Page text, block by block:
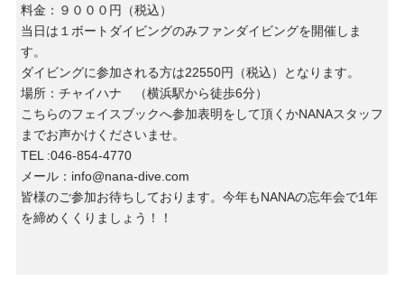
料金：９０００円（税込）
当日は１ボートダイビングのみファンダイビングを開催しま
す。
ダイビングに参加される方は22550円（税込）となります。
場所：チャイハナ （横浜駅から徒歩6分）
こちらのフェイスブックへ参加表明をして頂くかNANAスタッフ
までお声かけくださいませ。
TEL :046-854-4770
メール：info@nana-dive.com
皆様のご参加お待ちしております。今年もNANAの忘年会で1年
を締めくくりましょう！！